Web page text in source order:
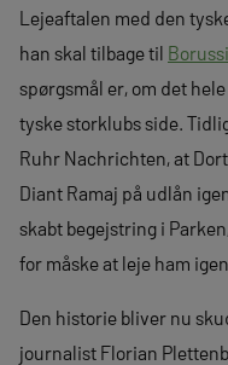
Lejeaftalen med den
han skal tilbage til
spørgsmål er, om det
tyske storklubs side.
Ruhr Nachrichten, at
Diant Ramaj på udlån
skabt begejstring i
for måske at leje ham
Den historie bliver nu
journalist Florian